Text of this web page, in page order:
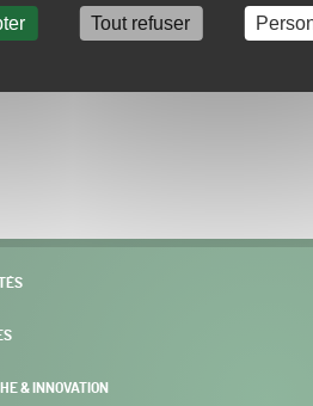
Tout refuser
POURSUIVRE VERS E-
& INNOVATION